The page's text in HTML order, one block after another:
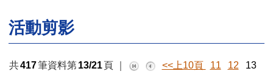
活動剪影
共417筆資料第 13/21 頁 <<上10頁 11 12
13